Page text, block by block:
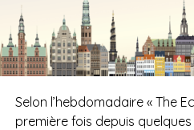
Selon l’hebdomadaire « The
première fois depuis quelques